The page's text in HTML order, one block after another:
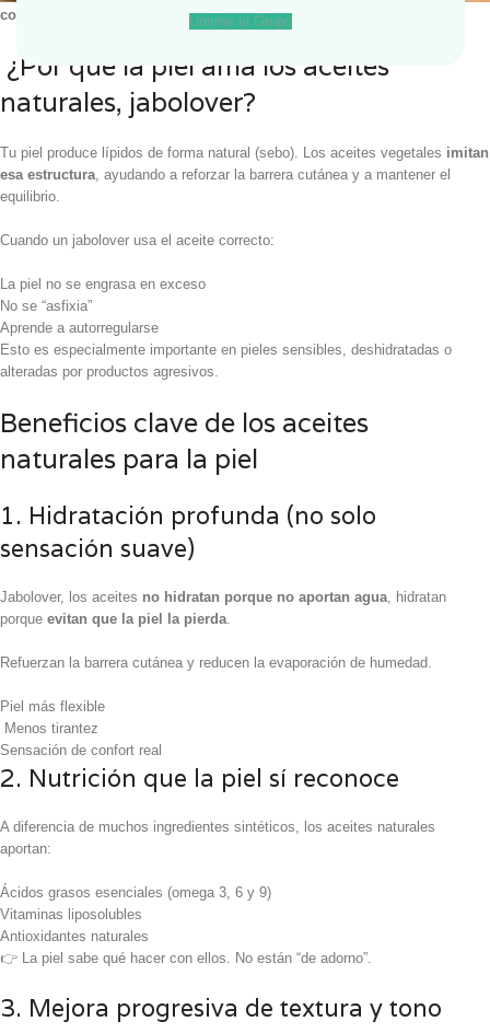
Unirme al Grupo
con la piel
¿Por qué la piel ama los aceites
naturales, jabolover?
Tu piel produce lípidos de forma natural (sebo). Los aceites vegetales imitan
esa estructura , ayudando a reforzar la barrera cutánea y a mantener el
equilibrio.
Cuando un jabolover usa el aceite correcto:
La piel no se engrasa en exceso
No se “asfixia”
Aprende a autorregularse
Esto es especialmente importante en pieles sensibles, deshidratadas o
alteradas por productos agresivos.
Beneficios clave de los aceites
naturales para la piel
1. Hidratación profunda (no solo
sensación suave)
Jabolover, los aceites no hidratan porque no aportan agua , hidratan
porque evitan que la piel la pierda
Refuerzan la barrera cutánea y reducen la evaporación de humedad.
Piel más flexible
Menos tirantez
Sensación de confort real
2. Nutrición que la piel sí reconoce
A diferencia de muchos ingredientes sintéticos, los aceites naturales
aportan:
Ácidos grasos esenciales (omega 3, 6 y 9)
Vitaminas liposolubles
Antioxidantes naturales
👉 La piel sabe qué hacer con ellos. No están “de adorno”.
3. Mejora progresiva de textura y tono